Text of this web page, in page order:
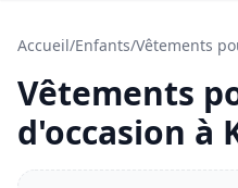
Accueil/Enfants/Vêtements
Vêtements
d'occasion à